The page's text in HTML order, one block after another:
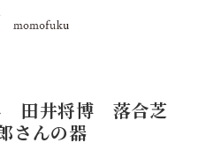
田井将博 落合芝
んの器